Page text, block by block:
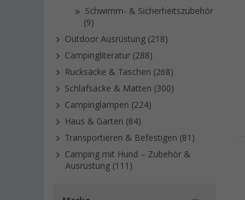
Schwimm- & Sicherheitszubehör
(9)
Outdoor Ausrüstung (218)
Campingliteratur (288)
Rucksäcke & Taschen (268)
Schlafsäcke & Matten (300)
Campinglampen (224)
Haus & Garten (84)
Transportieren & Befestigen (81)
Camping mit Hund – Zubehör &
Ausrüstung (111)